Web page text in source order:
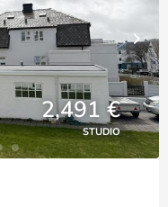
2,491 €
STUDIO